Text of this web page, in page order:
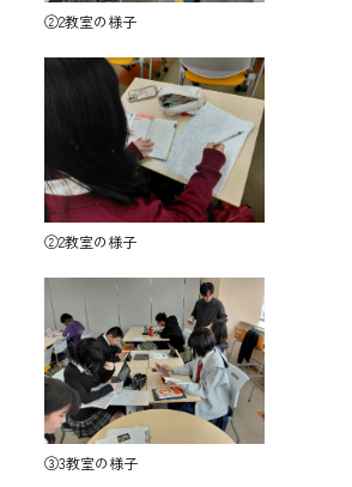
②2教室の様子
②2教室の様子
③3教室の様子